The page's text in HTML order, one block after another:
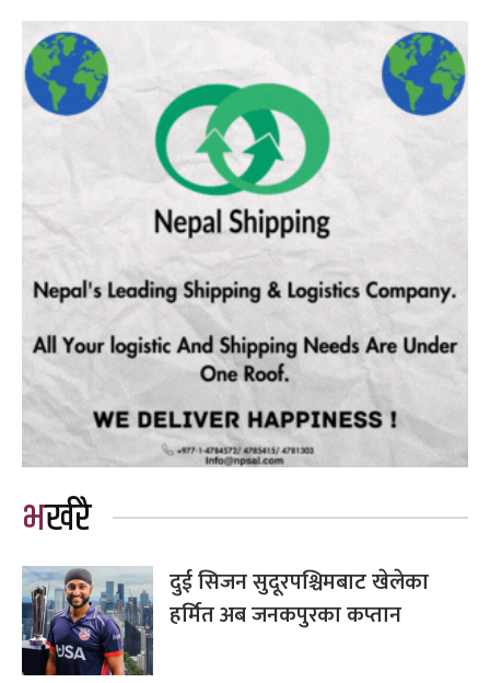
भर्खरै
दुई सिजन सुदूरपश्चिमबाट खेलेका
हर्मित अब जनकपुरका कप्तान